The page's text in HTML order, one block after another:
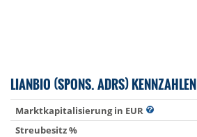
LIANBIO (SPONS. ADRS) KENNZAHLEN
Marktkapitalisierung in EUR
Streubesitz %